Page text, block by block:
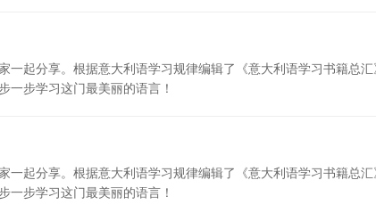
一起分享。根据意大利语学习规律编辑了《意大利语学习书籍总
一步学习这门最美丽的语言！
一起分享。根据意大利语学习规律编辑了《意大利语学习书籍总
一步学习这门最美丽的语言！